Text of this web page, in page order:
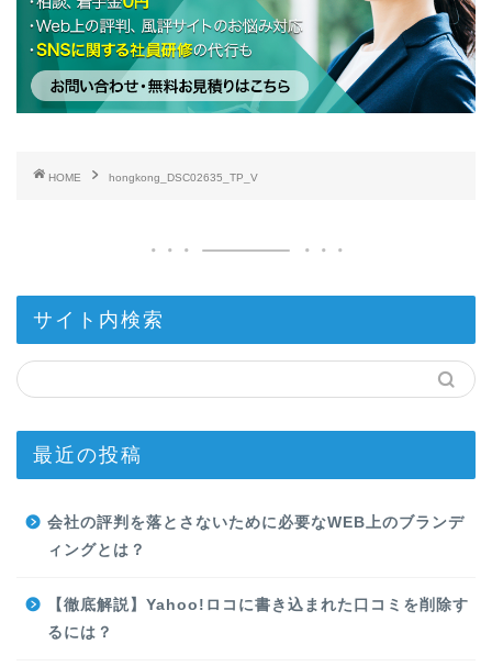
HOME hongkong_DSC02635_TP_V
サイト内検索
最近の投稿
会社の評判を落とさないために必要なWEB上のブランデ
ィングとは？
【徹底解説】Yahoo!ロコに書き込まれた口コミを削除す
るには？